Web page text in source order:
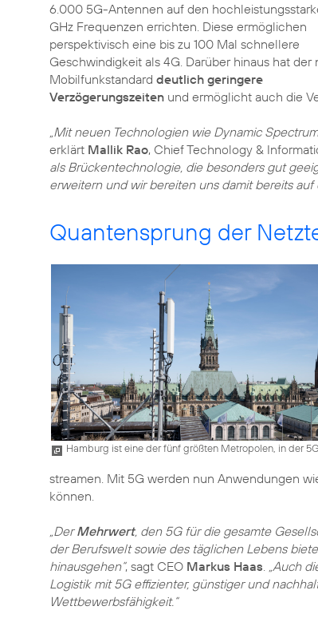
6.000 5G-Antennen auf den
GHz Frequenzen errichten. Diese ermöglichen
perspektivisch eine bis zu 100 Mal schnellere
Geschwindigkeit als 4G. Darüber hinaus hat der
Mobilfunkstandard deutlich geringere
Verzögerungszeiten und ermöglicht auch die
„Mit neuen Technologien wie Dynamic
erklärt Mallik Rao, Chief Technology &
als Brückentechnologie, die besonders gut
erweitern und wir bereiten uns damit bereits auf
Quantensprung der
Hamburg ist eine der fünf größten Metropolen, in der
streamen. Mit 5G werden nun Anwendungen
können.
„DerMehrwert, den 5G für die gesamte
der Berufswelt sowie des täglichen Lebens
hinausgehen“, sagt CEO Markus Haas. „Auch
Logistik mit 5G effizienter, günstiger und
Wettbewerbsfähigkeit.“